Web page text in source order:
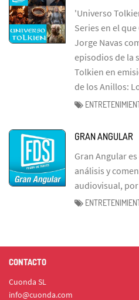
'Universo
Series en el que
Jorge Navas
episodios de la
Tolkien en
de los Anillos:
GRAN ANGULAR
Gran Angular
análisis y
audiovisual,
CONTACTO
Cuonda SL
info@cuonda.com